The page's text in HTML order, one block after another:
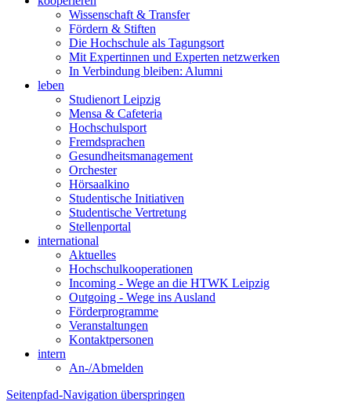
Wissenschaft & Transfer
Fördern & Stiften
Die Hochschule als Tagungsort
Mit Expertinnen und Experten netzwerken
In Verbindung bleiben: Alumni
leben
Studienort Leipzig
Mensa & Cafeteria
Hochschulsport
Fremdsprachen
Gesundheitsmanagement
Orchester
Hörsaalkino
Studentische Initiativen
Studentische Vertretung
Stellenportal
international
Aktuelles
Hochschulkooperationen
Incoming - Wege an die HTWK Leipzig
Outgoing - Wege ins Ausland
Förderprogramme
Veranstaltungen
Kontaktpersonen
intern
An-/Abmelden
Seitenpfad-Navigation überspringen